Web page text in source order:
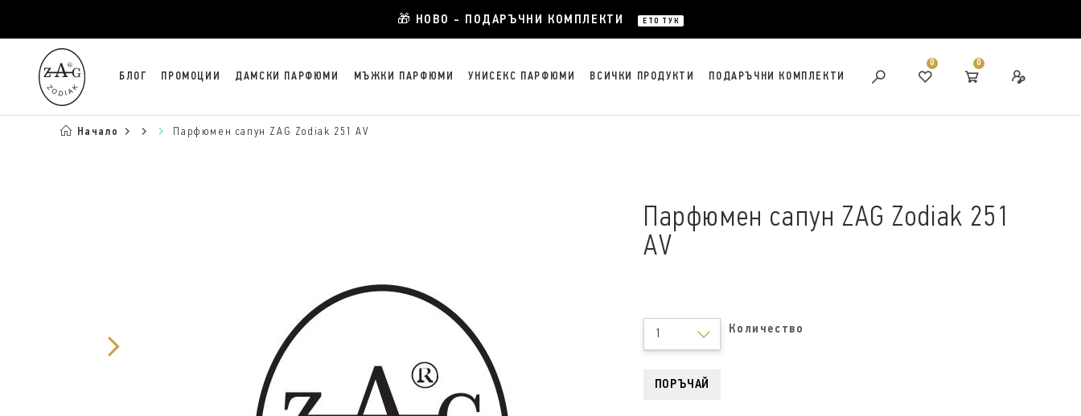
🎁 НОВО - ПОДАРЪЧНИ КОМПЛЕКТИ ЕТО ТУК
БЛОГ ПРОМОЦИИ ДАМСКИ ПАРФЮМИ МЪЖКИ ПАРФЮМИ УНИСЕКС ПАРФЮМИ ВСИЧКИ ПРОДУКТИ ПОДАРЪЧНИ КОМПЛЕКТИ
0 0
Начало Парфюмен сапун ZAG Zodiak 251 AV
Парфюмен сапун ZAG Zodiak 251
AV
1 Количество
ПОРЪЧАЙ